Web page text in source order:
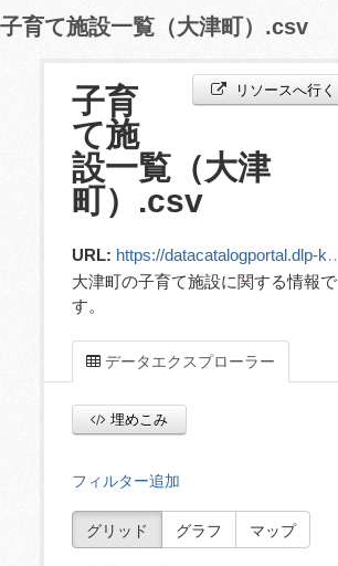
子育て施設一覧（大津町）.csv
リソースへ行く
子育
て施
設一覧（大津
町）.csv
URL: https://datacatalogportal.dlp-kumamoto.jp/ckan/dataset/222714cd-2cc3-4a4b-aae8-19a3a6a5ead0/resource/54b9ac3b-2118-4988-82a8-12f083d7f5b1/download/childcarefacility_.csv
大津町の子育て施設に関する情報で
す。
データエクスプローラー
埋めこみ
フィルター追加